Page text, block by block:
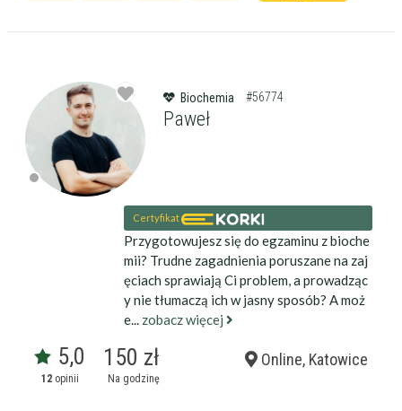
Biochemia #56774
Paweł
Certyfikat
Przygotowujesz się do egzaminu z bioche
mii? Trudne zagadnienia poruszane na zaj
ęciach sprawiają Ci problem, a prowadząc
y nie tłumaczą ich w jasny sposób? A moż
e... zobacz więcej
5,0
12opinii
150 zł
Na godzinę
Online, Katowice